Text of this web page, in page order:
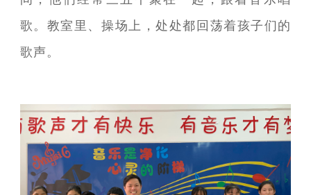
歌。教室里、操场上，处处都回荡着孩子们的
歌声。